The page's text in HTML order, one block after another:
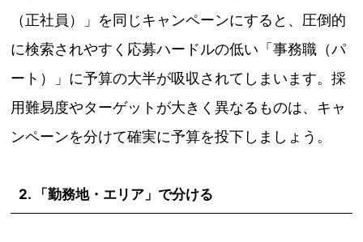
（正社員）」を同じキャンペーンにすると、圧倒的
に検索されやすく応募ハードルの低い「事務職（パ
ート）」に予算の大半が吸収されてしまいます。採
用難易度やターゲットが大きく異なるものは、キャ
ンペーンを分けて確実に予算を投下しましょう。
2. 「勤務地・エリア」で分ける